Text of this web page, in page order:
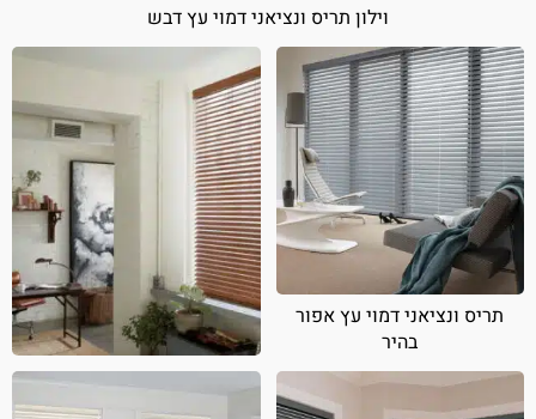
וילון תריס ונציאני דמוי עץ דבש
תריס ונציאני דמוי עץ אפור
בהיר
תריס ונציאני דמוי עץ חום טבעי